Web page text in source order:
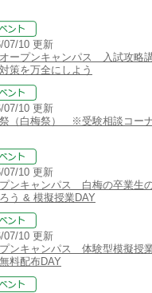
07/10 更新
ープンキャンパス 入試攻略
策を万全にしよう
07/10 更新
（白梅祭） ※受験相談コー
07/10 更新
ンキャンパス 白梅の卒業生
う & 模擬授業DAY
07/10 更新
ンキャンパス 体験型模擬授
料配布DAY